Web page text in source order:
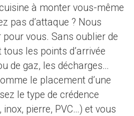
à monter vous-même
pas d’attaque ? Nous
vous. Sans oublier de
les points d’arrivée
de gaz, les décharges…
le placement d’une
le type de crédence
pierre, PVC…) et vous